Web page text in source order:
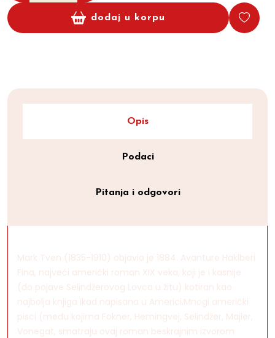
dodaj u korpu
Opis
Podaci
Pitanja i odgovori
Mark Tven (1835-1910) objavio je 1884. Avanture Haklberi
Fina, najveći američki roman XIX veka, koji je i kasnije
(do pojave Selindžerovog Lovca u žitu) kotiran kao
najbolja knjiga ikad napisana u Americi.Mnogi američki
pisci (među kojima Fokner, Hemingvej, Selindžer, Majler,
Vonegat, smatraju ovaj roman beskrajnim izvorom